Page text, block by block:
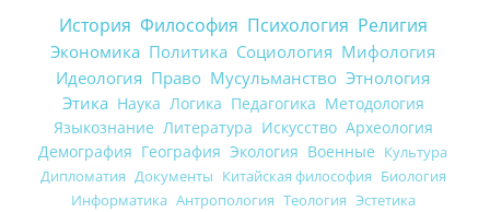
История Философия Психология Религия
Экономика Политика Социология Мифология
Идеология Право Мусульманство Этнология
Этика Наука Логика Педагогика Методология
Языкознание Литература Искусство Археология
Демография География Экология Военные Культура
Дипломатия Документы Китайская философия Биология
Информатика Антропология Теология Эстетика